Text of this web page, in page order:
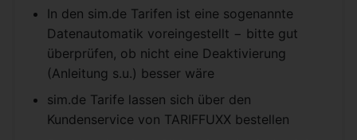
In den sim.de Tarifen ist eine sogenannte
Datenautomatik voreingestellt − bitte gut
überprüfen, ob nicht eine Deaktivierung
(Anleitung s.u.) besser wäre
sim.de Tarife lassen sich über den
Kundenservice von TARIFFUXX bestellen